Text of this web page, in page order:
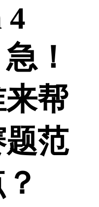
4
！
帮
范